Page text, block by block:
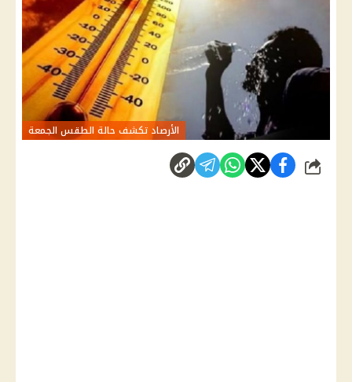
الأرصاد تكشف حالة الطقس الجمعة
شارك